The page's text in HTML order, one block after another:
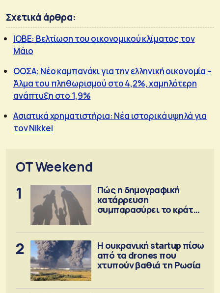
Σχετικά άρθρα:
ΙΟΒΕ: Βελτίωση του οικονομικού κλίματος τον
Μάιο
ΟΟΣΑ: Νέο καμπανάκι για την ελληνική οικονομία –
Άλμα του πληθωρισμού στο 4,2%, χαμηλότερη
ανάπτυξη στο 1,9%
Ασιατικά χρηματιστήρια: Νέα ιστορικά υψηλά για
τον Nikkei
OT Weekend
1
Πώς η δημογραφική
κατάρρευση
συμπαρασύρει το κράτος
2
Η ουκρανική startup πίσω
από τα drones που
χτυπούν βαθιά τη Ρωσία